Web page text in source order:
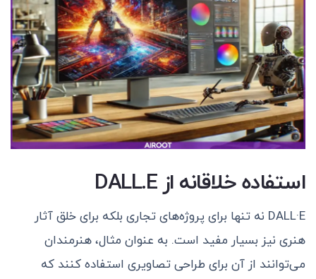
استفاده خلاقانه از DALL.E
DALL·E نه تنها برای پروژه‌های تجاری بلکه برای خلق آثار
هنری نیز بسیار مفید است. به عنوان مثال، هنرمندان
می‌توانند از آن برای طراحی تصاویری استفاده کنند که